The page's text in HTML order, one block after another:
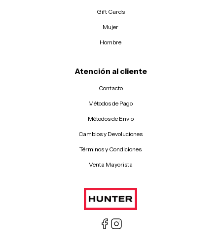
Gift Cards
Mujer
Hombre
Atención al cliente
Contacto
Métodos de Pago
Métodos de Envio
Cambios y Devoluciones
Términos y Condiciones
Venta Mayorista